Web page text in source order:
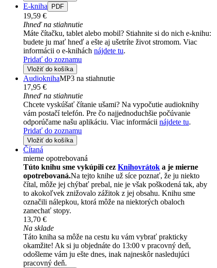
E-kniha PDF
19,59 €
Ihneď na stiahnutie
Máte čítačku, tablet alebo mobil? Stiahnite si do nich e-knihu:
budete ju mať hneď a ešte aj ušetríte život stromom. Viac
informácii o e-knihách nájdete tu.
Pridať do zoznamu
Vložiť do košíka
AudioknihaMP3 na stiahnutie
17,95 €
Ihneď na stiahnutie
Chcete vyskúšať čítanie ušami? Na vypočutie audioknihy
vám postačí telefón. Pre čo najjednoduchšie počúvanie
odporúčame našu aplikáciu. Viac informácii nájdete tu.
Pridať do zoznamu
Vložiť do košíka
Čítaná
mierne opotrebovaná
Túto knihu sme vykúpili cez Knihovrátok a je mierne
opotrebovaná.Na tejto knihe už síce poznať, že ju niekto
čítal, môže jej chýbať prebal, nie je však poškodená tak, aby
to akokoľvek znižovalo zážitok z jej obsahu. Knihu sme
označili nálepkou, ktorá môže na niektorých obaloch
zanechať stopy.
13,70 €
Na sklade
Táto kniha sa môže na cestu ku vám vybrať prakticky
okamžite! Ak si ju objednáte do 13:00 v pracovný deň,
odošleme vám ju ešte dnes, inak najneskôr nasledujúci
pracovný deň.